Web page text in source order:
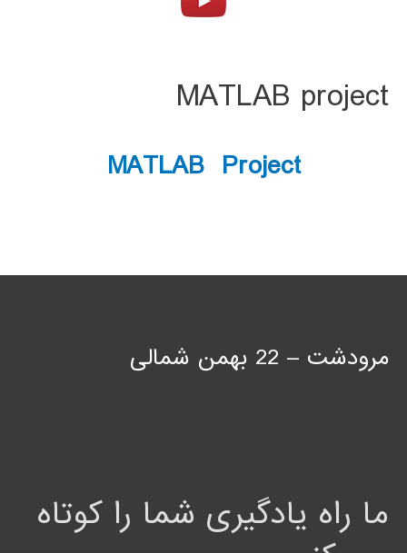
MATLAB project
MATLAB Project
مرودشت – 22 بهمن شمالی
ما راه یادگیری شما را کوتاه